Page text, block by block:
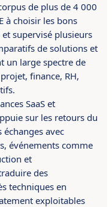
de plus de 4 000
à choisir les bons
supervisé plusieurs
de solutions et
un large spectre de
finance, RH,
SaaS et
sur les retours du
avec
événements comme
et
des
techniques en
exploitables